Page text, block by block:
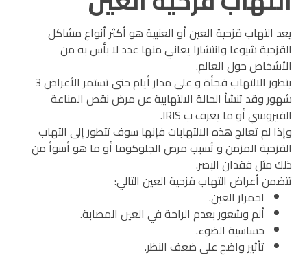
يعد التهاب قزحية العين أو العنبية هو أكثر أنواع مشاكل
القزحية شيوعا وانتشارا يعاني منها عدد لا بأس به من
الأشخاص حول العالم.
يتطور الالتهاب فجأة و على مدار أيام حتى تستمر الأعراض 3
شهور وقد تنشأ الحالة الالتهابية عن مرض نقص المناعة
الفيروسي أو ما يعرف ب IRIS.
وإذا لم تعالج هذه الالتهابات فإنها سوف تتطور إلى التهاب
القزحية المزمن و تُسبب مرض الجلوكوما أو ما هو أسوأ من
ذلك مثل فقدان البصر.
تتضمن أعراض التهاب قزحية العين التالي:
احمرار العين.
ألم وشعور بعدم الراحة في العين المصابة.
حساسية الضوء.
تأثير واضح على ضعف النظر.